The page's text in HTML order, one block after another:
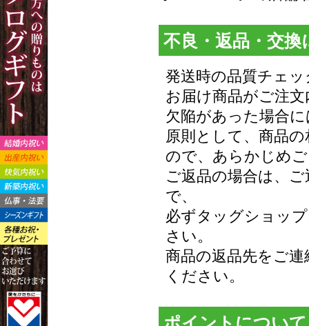
不良・返品・交換
発送時の品質チェ
お届け商品がご注
欠陥があった場合
原則として、商品
ので、あらかじめ
ご返品の場合は、
で、
必ずタッグショッ
さい。
商品の返品先をご
ください。